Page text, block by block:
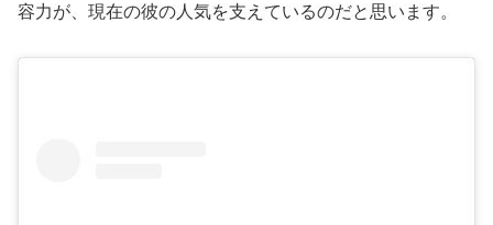
容力が、現在の彼の人気を支えているのだと思います。